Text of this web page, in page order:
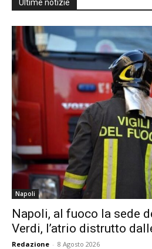
Ultime notizie
Napoli
Napoli, al fuoco la sede
Verdi, l’atrio distrutto
Redazione - 8 Agosto 2026